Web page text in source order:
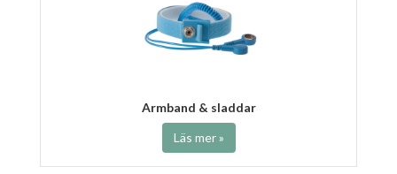
Armband & sladdar
Läs mer »